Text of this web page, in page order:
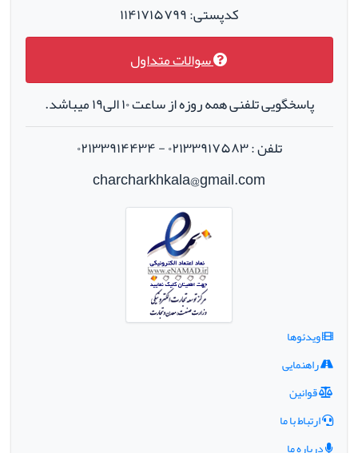
کدپستی: ۱۱۴۱۷۱۵۷۹۹
سوالات متداول
پاسخگویی تلفنی همه روزه از ساعت ۱۰ الی۱۹ میباشد.
تلفن : ۰۲۱۳۳۹۱۷۵۸۳ - ۰۲۱۳۳۹۱۴۴۳۴
charcharkhkala@gmail.com
ویدئوها
راهنمایی
قوانین
ارتباط با ما
درباره ما